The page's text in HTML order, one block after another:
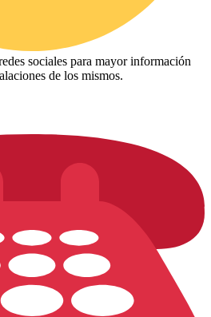
sociales para mayor información
de los mismos.